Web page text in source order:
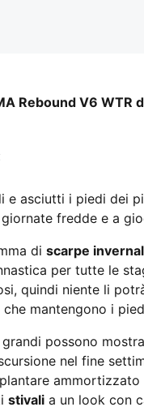
Rebound V6 WTR
White
e asciutti i piedi dei
fredde e a
di scarpe
per tutte le
quindi niente li
mantengono i
possono
nel fine
stivali a un look con